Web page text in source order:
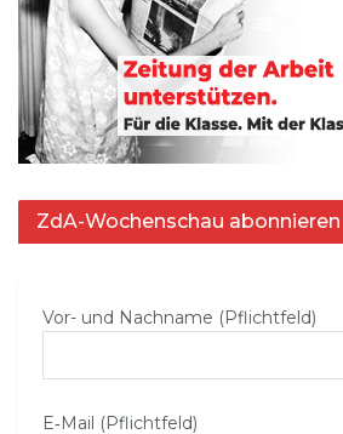
ZdA-Wochenschau abonnieren
Vor- und Nachname (Pflichtfeld)
E‑Mail (Pflichtfeld)